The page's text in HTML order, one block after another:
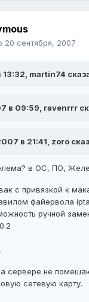
20 сентября, 2007
martin74
в 09:59, ravenrrr
в 21:41, zoro
в ОС, ПО,
с привязкой к
файервола
ручной
сервере не
сетевую карту.